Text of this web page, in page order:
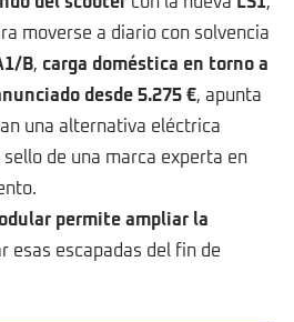
moverse a diario con solvencia
B, carga doméstica en torno a
desde 5.275 €, apunta
una alternativa eléctrica
de una marca experta en
permite ampliar la
esas escapadas del fin de